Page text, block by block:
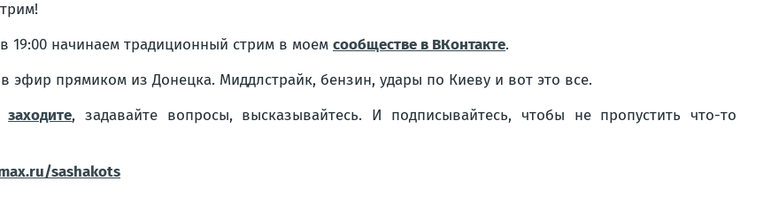
19:00 начинаем традиционный стрим в моем сообществе в ВКонтакте.
эфир прямиком из Донецка. Миддлстрайк, бензин, удары по Киеву и вот это все.
заходите, задавайте вопросы, высказывайтесь. И подписывайтесь, чтобы не пропустить что-то
sashakots